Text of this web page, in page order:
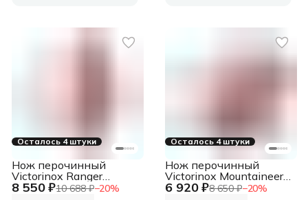
Осталось 4 штуки
8 550 ₽10 688 ₽−20%
Нож перочинный
Victorinox Ranger
(1.3763) 91мм
Осталось 4 штуки
6 920 ₽8 650 ₽−20%
Нож перочинный
Victorinox Mountaineer
(1.3743) 91мм